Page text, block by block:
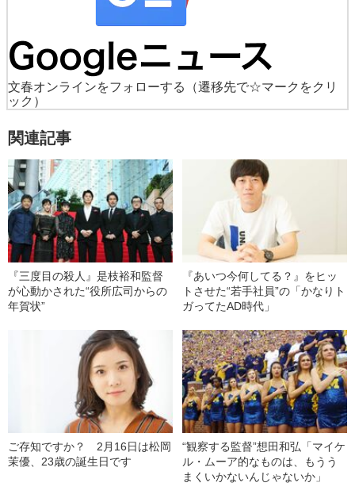
文春オンラインをフォローする
（遷移先で☆マークをクリ
ック）
関連記事
『三度目の殺人』是枝裕和監督
が心動かされた“役所広司からの
年賀状”
『あいつ今何してる？』をヒッ
トさせた“若手社員”の「かなりト
ガってたAD時代」
ご存知ですか？ 2月16日は松岡
茉優、23歳の誕生日です
“観察する監督”想田和弘「マイケ
ル・ムーア的なものは、もうう
まくいかないんじゃないか」